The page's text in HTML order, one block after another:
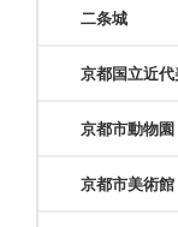
二条城
京都国立近
京都市動物園
京都市美術館